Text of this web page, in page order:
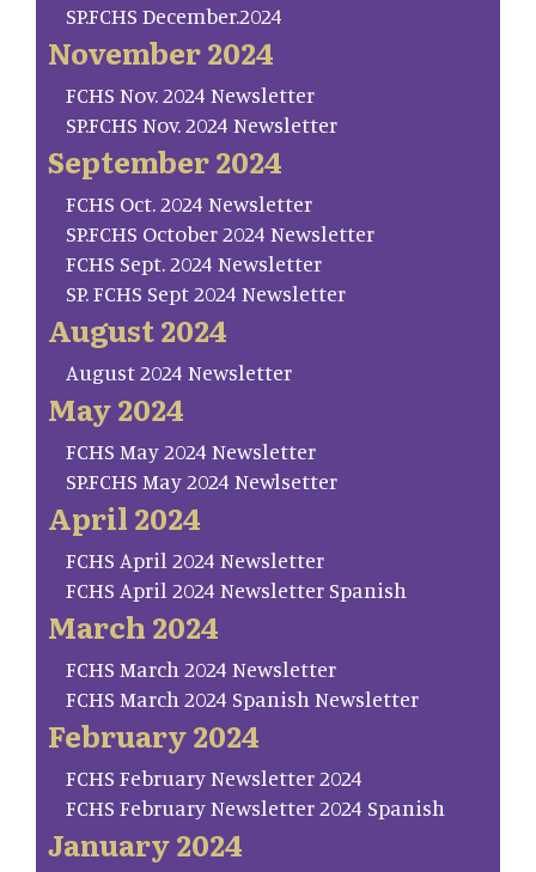
SP.FCHS December.2024
November 2024
FCHS Nov. 2024 Newsletter
SP.FCHS Nov. 2024 Newsletter
September 2024
FCHS Oct. 2024 Newsletter
SP.FCHS October 2024 Newsletter
FCHS Sept. 2024 Newsletter
SP. FCHS Sept 2024 Newsletter
August 2024
August 2024 Newsletter
May 2024
FCHS May 2024 Newsletter
SP.FCHS May 2024 Newlsetter
April 2024
FCHS April 2024 Newsletter
FCHS April 2024 Newsletter Spanish
March 2024
FCHS March 2024 Newsletter
FCHS March 2024 Spanish Newsletter
February 2024
FCHS February Newsletter 2024
FCHS February Newsletter 2024 Spanish
January 2024